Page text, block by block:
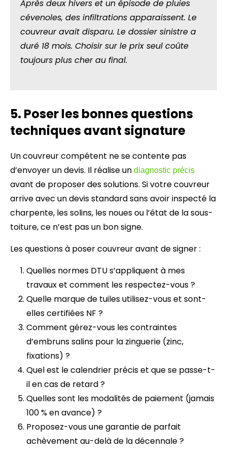
Après deux hivers et un épisode de pluies
cévenoles, des infiltrations apparaissent. Le
couvreur avait disparu. Le dossier sinistre a
duré 18 mois. Choisir sur le prix seul coûte
toujours plus cher au final.
5. Poser les bonnes questions
techniques avant signature
Un couvreur compétent ne se contente pas
d’envoyer un devis. Il réalise un diagnostic précis
avant de proposer des solutions. Si votre couvreur
arrive avec un devis standard sans avoir inspecté la
charpente, les solins, les noues ou l’état de la sous-
toiture, ce n’est pas un bon signe.
Les questions à poser couvreur avant de signer :
Quelles normes DTU s’appliquent à mes
travaux et comment les respectez-vous ?
Quelle marque de tuiles utilisez-vous et sont-
elles certifiées NF ?
Comment gérez-vous les contraintes
d’embruns salins pour la zinguerie (zinc,
fixations) ?
Quel est le calendrier précis et que se passe-t-
il en cas de retard ?
Quelles sont les modalités de paiement (jamais
100 % en avance) ?
Proposez-vous une garantie de parfait
achèvement au-delà de la décennale ?